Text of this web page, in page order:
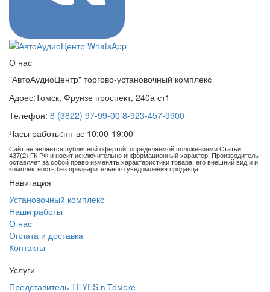
О нас
"АвтоАудиоЦентр" торгово-установочный комплекс
Адрес:Томск, Фрунзе проспект, 240а ст1
Телефон: 8 (3822) 97-99-00 8-923-457-9900
Часы работы:пн-вс 10:00-19:00
Сайт не является публичной офертой, определяемой положениями Статьи
437(2) ГК РФ и носит исключительно информационный характер. Производитель
оставляет за собой право изменять характеристики товара, его внешний вид и и
комплектность без предварительного уведомления продавца.
Навигация
Установочный комплекс
Наши работы
О нас
Оплата и доставка
Контакты
Услуги
Представитель TEYES в Томске